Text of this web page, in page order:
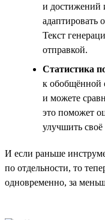
и достижений
адаптировать
Текст
отправкой.
Статистика
к обобщённой
и можете
это поможет
улучшить
И если раньше
по отдельности, то
одновременно, за